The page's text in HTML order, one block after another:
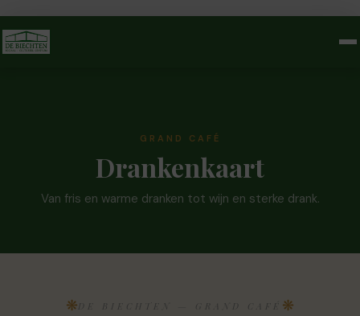
GRAND CAFÉ
Drankenkaart
Van fris en warme dranken tot wijn en sterke drank.
❋DE BIECHTEN — GRAND CAFÉ ❋